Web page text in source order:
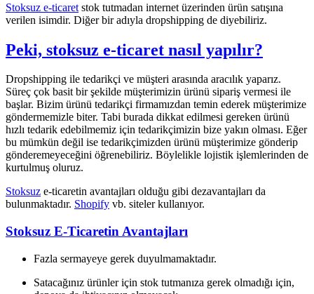
Stoksuz e-ticaret stok tutmadan internet üzerinden ürün satışına
verilen isimdir. Diğer bir adıyla dropshipping de diyebiliriz.
Peki, stoksuz e-ticaret nasıl yapılır?
Dropshipping ile tedarikçi ve müşteri arasında aracılık yaparız.
Süreç çok basit bir şekilde müşterimizin ürünü sipariş vermesi ile
başlar. Bizim ürünü tedarikçi firmamızdan temin ederek müşterimize
göndermemizle biter. Tabi burada dikkat edilmesi gereken ürünü
hızlı tedarik edebilmemiz için tedarikçimizin bize yakın olması. Eğer
bu mümkün değil ise tedarikçimizden ürünü müşterimize gönderip
gönderemeyeceğini öğrenebiliriz. Böylelikle lojistik işlemlerinden de
kurtulmuş oluruz.
Stoksuz e-ticaretin avantajları olduğu gibi dezavantajları da
bulunmaktadır. Shopify vb. siteler kullanıyor.
Stoksuz E-Ticaretin Avantajları
Fazla sermayeye gerek duyulmamaktadır.
Satacağınız ürünler için stok tutmanıza gerek olmadığı için,